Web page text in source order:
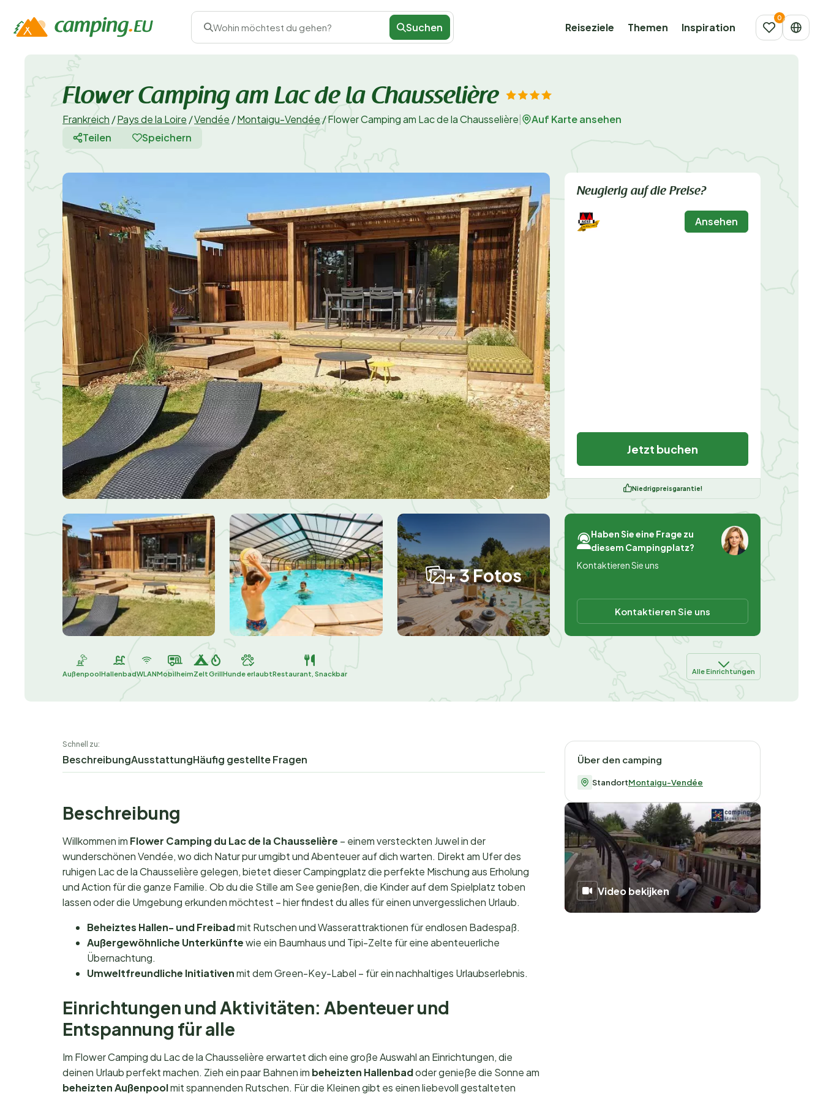
Wohin möchtest du gehen? Suchen Reiseziele Themen Inspiration
Flower Camping am Lac de la Chausselière
Frankreich /Pays de la Loire /Vendée /Montaigu-Vendée /Flower Camping am Lac de la Chausselière
Auf Karte ansehen
Teilen
Speichern
+ 3 Fotos
Neugierig auf die Preise?
Ansehen
Jetzt buchen
Niedrigpreisgarantie!
Haben Sie eine Frage zu
diesem Campingplatz?
Kontaktieren Sie uns
Kontaktieren Sie uns
AußenpoolHallenbadWLANMobilheimZeltGrillHunde erlaubtRestaurant, Snackbar Alle Einrichtungen
Schnell zu:
BeschreibungAusstattungHäufig gestellte Fragen
Beschreibung
Willkommen im Flower Camping du Lac de la Chausselière – einem versteckten Juwel in der
wunderschönen Vendée, wo dich Natur pur umgibt und Abenteuer auf dich warten. Direkt am Ufer des
ruhigen Lac de la Chausselière gelegen, bietet dieser Campingplatz die perfekte Mischung aus Erholung
und Action für die ganze Familie. Ob du die Stille am See genießen, die Kinder auf dem Spielplatz toben
lassen oder die Umgebung erkunden möchtest – hier findest du alles für einen unvergesslichen Urlaub.
Beheiztes Hallen- und Freibadmit Rutschen und Wasserattraktionen für endlosen Badespaß.
Außergewöhnliche Unterkünftewie ein Baumhaus und Tipi-Zelte für eine abenteuerliche
Übernachtung.
Umweltfreundliche Initiativenmit dem Green-Key-Label – für ein nachhaltiges Urlaubserlebnis.
Einrichtungen und Aktivitäten: Abenteuer und
Entspannung für alle
Im Flower Camping du Lac de la Chausselière erwartet dich eine große Auswahl an Einrichtungen, die
deinen Urlaub perfekt machen. Zieh ein paar Bahnen im beheizten Hallenbadoder genieße die Sonne am
beheizten Außenpoolmit spannenden Rutschen. Für die Kleinen gibt es einen liebevoll gestalteten
Über den camping
StandortMontaigu-Vendée
Video bekijken